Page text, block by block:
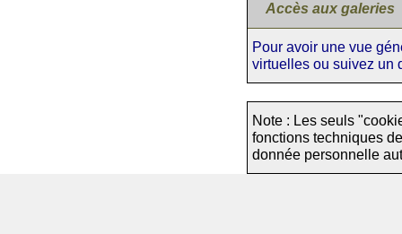
Accès aux galeries
Pour avoir une vue
virtuelles ou suivez un
Note : Les seuls
fonctions techniques
donnée personnelle